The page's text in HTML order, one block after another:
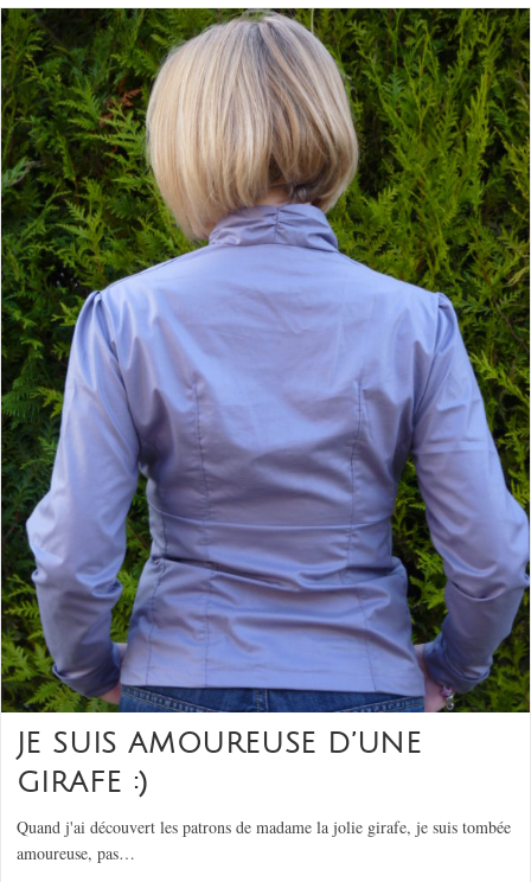
JE SUIS AMOUREUSE D’UNE
GIRAFE :)
Quand j'ai découvert les patrons de madame la jolie girafe, je suis tombée
amoureuse, pas…